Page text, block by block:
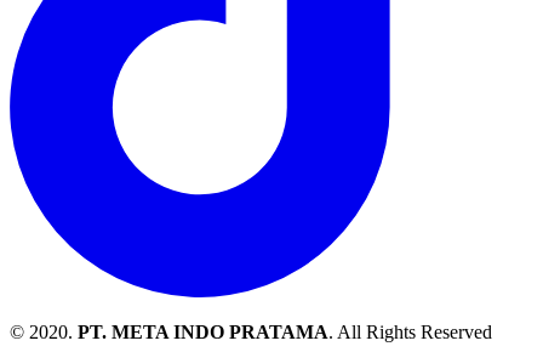
© 2020. PT. META INDO PRATAMA. All Rights Reserved